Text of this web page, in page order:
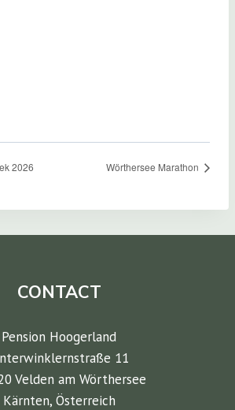
2026 Wörthersee Marathon
CONTACT
Pension Hoogerland
11
Velden am Wörthersee
Kärnten, Österreich